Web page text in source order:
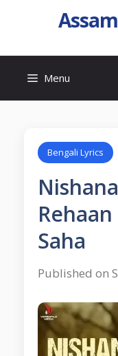
Menu
Bengali Lyrics
Nishana
Saha
Published on